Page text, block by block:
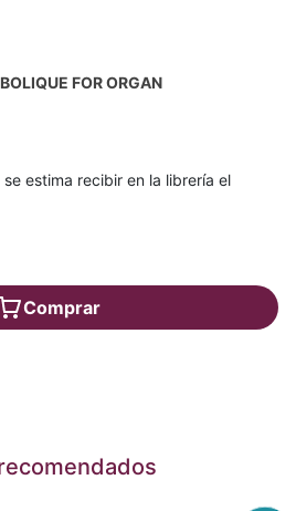
FOR ORGAN
estima recibir en la librería el
Comprar